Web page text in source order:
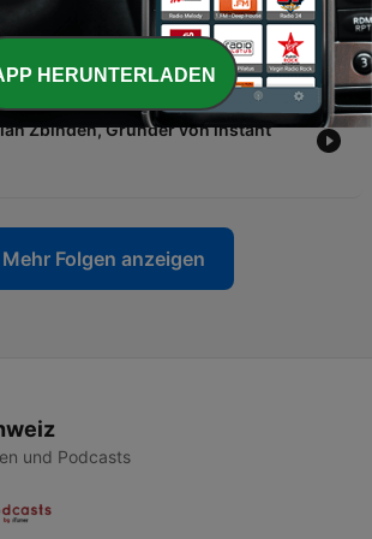
besser - Lass deinen Kunden
Zarko
Löwen Deutschland», so holst du
Zbinden, Gründer von instant
Mehr Folgen anzeigen
und Podcasts
HERUNTERLADEN